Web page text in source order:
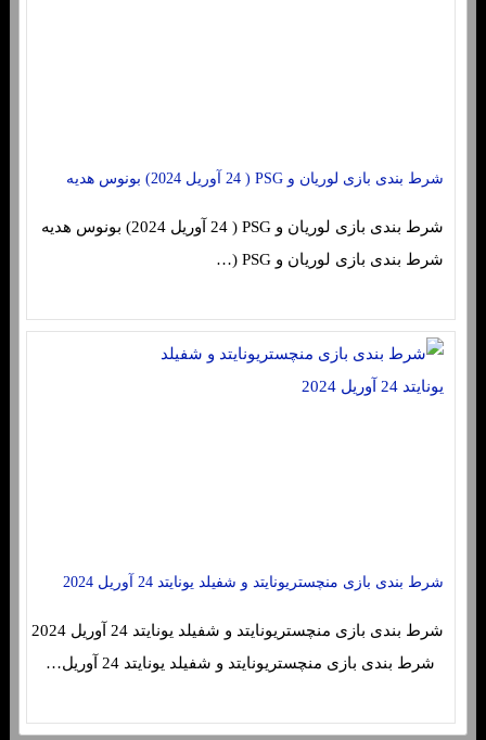
شرط بندی بازی لوریان و PSG ( 24 آوریل 2024) بونوس هدیه
شرط بندی بازی لوریان و PSG ( 24 آوریل 2024) بونوس هدیه
شرط بندی بازی لوریان و PSG (…
شرط بندی بازی منچستریونایتد و شفیلد یونایتد 24 آوریل 2024
شرط بندی بازی منچستریونایتد و شفیلد یونایتد 24 آوریل 2024
شرط بندی بازی منچستریونایتد و شفیلد یونایتد 24 آوریل…